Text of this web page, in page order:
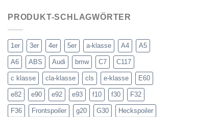
PRODUKT-SCHLAGWÖRTER
1er 3er 4er 5er a-klasse A4 A5
A6 ABS Audi bmw C7 C117
c klasse cla-klasse cls e-klasse E60
e82 e90 e92 e93 f10 f30 F32
F36 Frontspoiler g20 G30 Heckspoiler